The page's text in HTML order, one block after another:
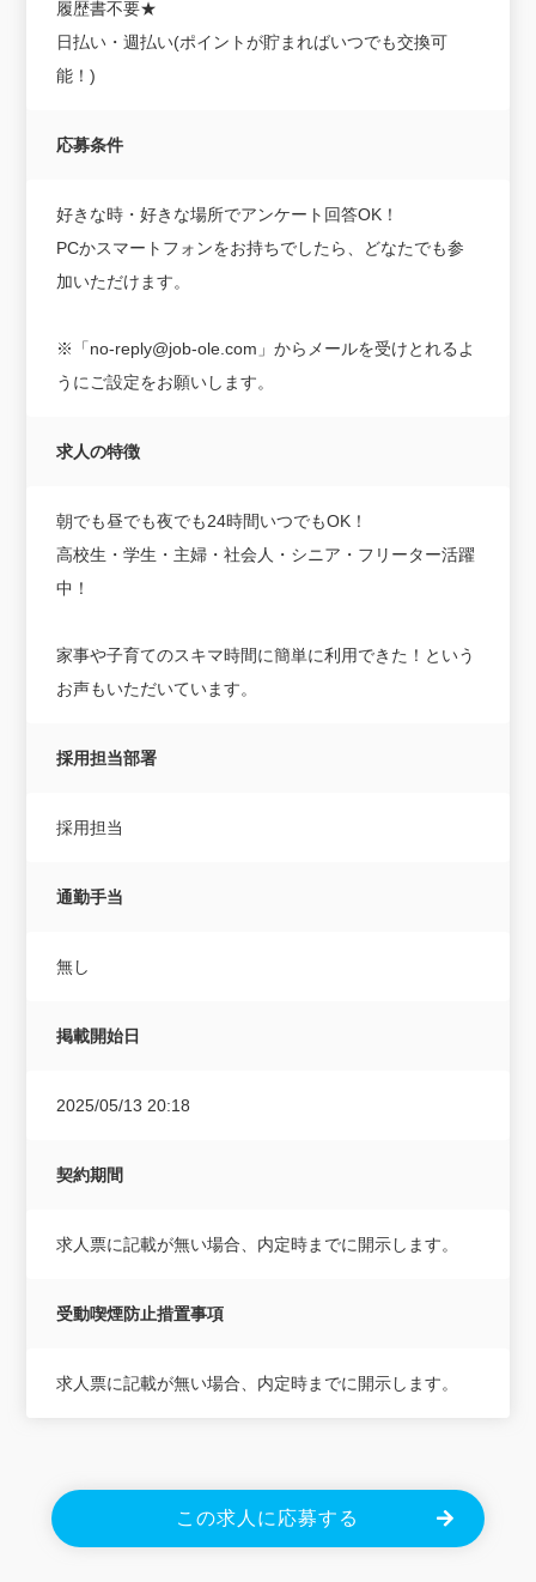
履歴書不要★
日払い・週払い(ポイントが貯まればいつでも交換可
能！)
応募条件
好きな時・好きな場所でアンケート回答OK！
PCかスマートフォンをお持ちでしたら、どなたでも参
加いただけます。
※「no-reply@job-ole.com」からメールを受けとれるよ
うにご設定をお願いします。
求人の特徴
朝でも昼でも夜でも24時間いつでもOK！
高校生・学生・主婦・社会人・シニア・フリーター活躍
中！
家事や子育てのスキマ時間に簡単に利用できた！という
お声もいただいています。
採用担当部署
採用担当
通勤手当
無し
掲載開始日
2025/05/13 20:18
契約期間
求人票に記載が無い場合、内定時までに開示します。
受動喫煙防止措置事項
求人票に記載が無い場合、内定時までに開示します。
この求人に応募する